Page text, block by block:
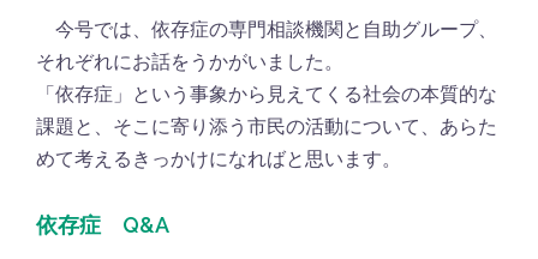
今号では、依存症の専門相談機関と自助グループ、
それぞれにお話をうかがいました。
「依存症」という事象から見えてくる社会の本質的な
課題と、そこに寄り添う市民の活動について、あらた
めて考えるきっかけになればと思います。
依存症 Q&A